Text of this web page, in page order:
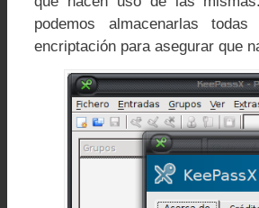
podemos almacenarlas
encriptación para asegurar que